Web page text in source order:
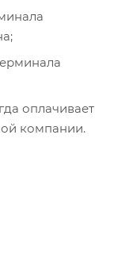
оплачивает
компании.